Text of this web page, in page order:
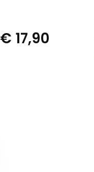
€ 17,90